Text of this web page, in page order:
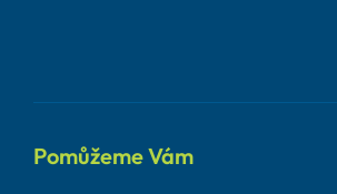
Pomůžeme Vám